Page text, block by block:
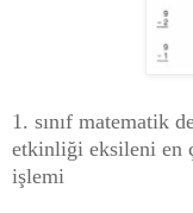
1. sınıf matematik
etkinliği eksileni en
işlemi